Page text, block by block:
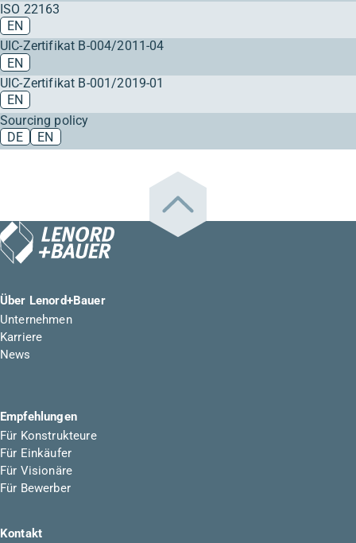
ISO 22163
EN
UIC-Zertifikat B-004/2011-04
EN
UIC-Zertifikat B-001/2019-01
EN
Sourcing policy
DE
EN
Über Lenord+Bauer
Unternehmen
Karriere
News
Empfehlungen
Für Konstrukteure
Für Einkäufer
Für Visionäre
Für Bewerber
Kontakt